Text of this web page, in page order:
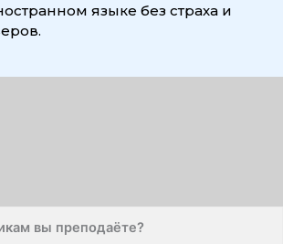
языке без страха и
вы преподаёте?